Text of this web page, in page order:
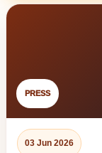
PRESS
03 Jun 2026